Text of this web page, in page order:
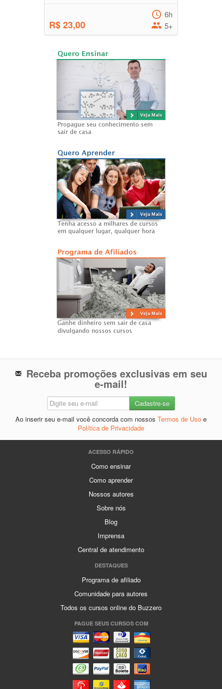
R$ 23,00
6h
5+
Receba promoções exclusivas em seu
e-mail!
Ao inserir seu e-mail você concorda com nossos Termos de Uso e
Política de Privacidade
ACESSO RÁPIDO
Como ensinar
Como aprender
Nossos autores
Sobre nós
Blog
Imprensa
Central de atendimento
DESTAQUES
Programa de afiliado
Comunidade para autores
Todos os cursos online do Buzzero
PAGUE SEUS CURSOS COM